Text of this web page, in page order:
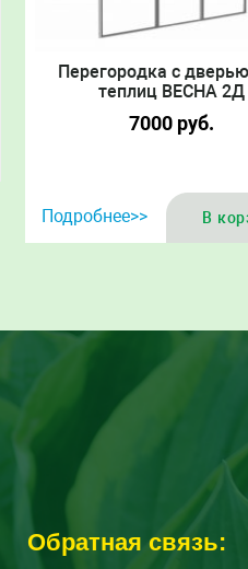
Перегородка с
теплиц ВЕСНА 2Д
7000 руб.
Подробнее>> В
Обратная связь: